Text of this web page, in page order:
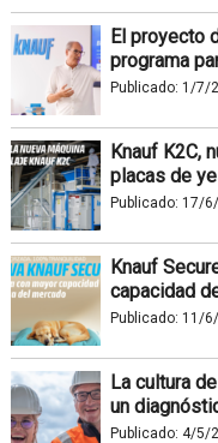
El proyecto
programa
Publicado: 1/7/
Knauf K2C,
placas de
Publicado: 17/
Knauf
capacidad
Publicado: 11/
La cultura
un
Publicado: 4/5/